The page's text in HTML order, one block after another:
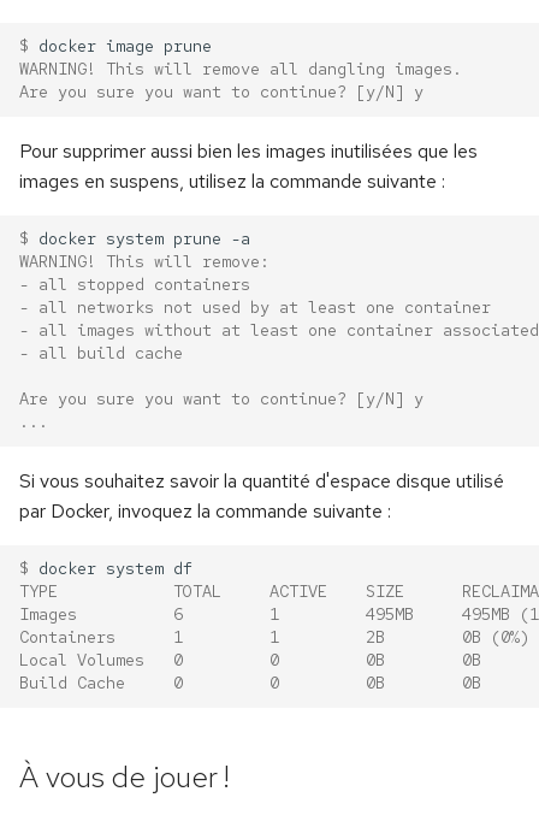
$ docker image
WARNING! This will remove all dangling images.
Are you sure you want to continue? [y/N] y
Pour supprimer aussi bien les images inutilisées que les
images en suspens, utilisez la commande suivante :
$ docker system prune
WARNING! This will remove:
- all stopped containers
- all networks not used by at least one container
- all images without at least one container
- all build cache
Are you sure you want to continue? [y/N] y
...
Si vous souhaitez savoir la quantité d'espace disque utilisé
par Docker, invoquez la commande suivante :
$ docker system
TYPE            TOTAL     ACTIVE    SIZE
Images          6         1         495MB     495MB
Containers      1         1         2B        0B (0%)
Local Volumes   0         0         0B        0B
Build Cache     0         0         0B        0B
À vous de jouer !